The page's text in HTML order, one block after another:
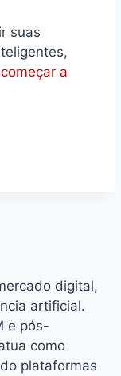
suas
a
digital,
artificial.
e pós-
como
plataformas